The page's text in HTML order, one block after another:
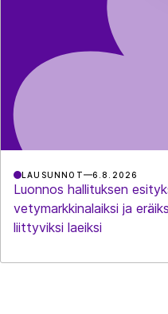
LAUSUNNOT 6.8.2026
Luonnos hallituksen
vetymarkkinalaiksi ja
liittyviksi laeiksi